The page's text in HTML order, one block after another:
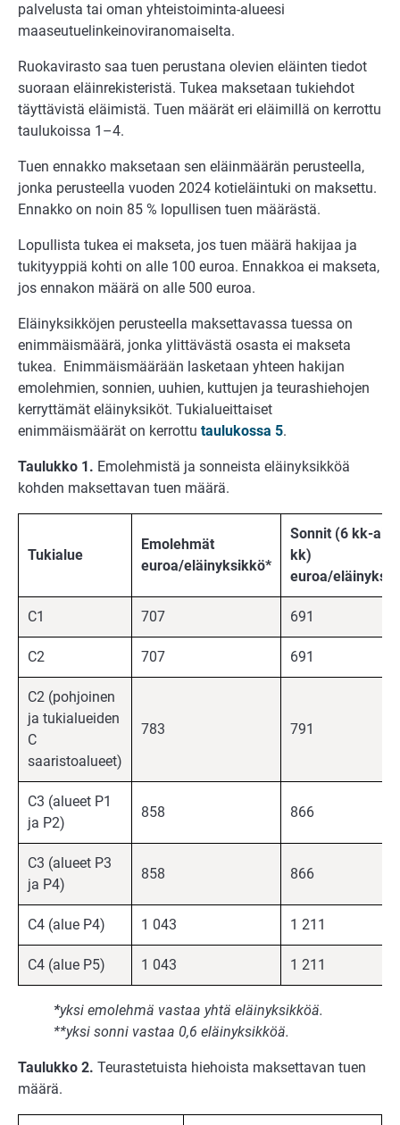
palvelusta tai oman yhteistoiminta-alueesi
maaseutuelinkeinoviranomaiselta.
Ruokavirasto saa tuen perustana olevien eläinten tiedot
suoraan eläinrekisteristä. Tukea maksetaan tukiehdot
täyttävistä eläimistä. Tuen määrät eri eläimillä on kerrottu
taulukoissa 1–4.
Tuen ennakko maksetaan sen eläinmäärän perusteella,
jonka perusteella vuoden 2024 kotieläintuki on maksettu.
Ennakko on noin 85 % lopullisen tuen määrästä.
Lopullista tukea ei makseta, jos tuen määrä hakijaa ja
tukityyppiä kohti on alle 100 euroa. Ennakkoa ei makseta,
jos ennakon määrä on alle 500 euroa.
Eläinyksikköjen perusteella maksettavassa tuessa on
enimmäismäärä, jonka ylittävästä osasta ei makseta
tukea. Enimmäismäärään lasketaan yhteen hakijan
emolehmien, sonnien, uuhien, kuttujen ja teurashiehojen
kerryttämät eläinyksiköt. Tukialueittaiset
enimmäismäärät on kerrottu taulukossa 5.
Taulukko 1. Emolehmistä ja sonneista eläinyksikköä
kohden maksettavan tuen määrä.
Tukialue
Emolehmät
euroa/eläinyksikkö*
Sonnit (6 kk-alle
kk)
euroa/
C1 707 691
C2 707 691
C2 (pohjoinen
ja tukialueiden
C
saaristoalueet)
783 791
C3 (alueet P1
ja P2)
858 866
C3 (alueet P3
ja P4)
858 866
C4 (alue P4) 1 043 1 211
C4 (alue P5) 1 043 1 211
*yksi emolehmä vastaa yhtä eläinyksikköä.
**yksi sonni vastaa 0,6 eläinyksikköä.
Taulukko 2. Teurastetuista hiehoista maksettavan tuen
määrä.